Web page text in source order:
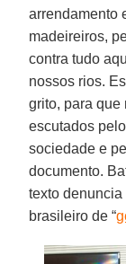
arrendamento
madeireiros,
contra tudo
nossos rios.
grito, para que
escutados
sociedade e
documento.
texto
brasileiro de “